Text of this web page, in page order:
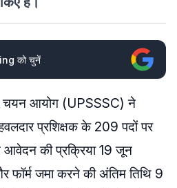
को चुनें
चयन आयोग (UPSSSC) ने
प्रशिक्षक के 209 पदों पर
आवेदन की प्रक्रिया 19 जून
जमा करने की अंतिम तिथि 9